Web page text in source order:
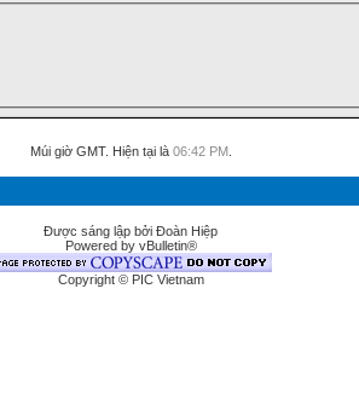
Múi giờ GMT. Hiện tại là 06:42 PM.
Được sáng lập bởi Đoàn Hiệp
Powered by vBulletin®
Copyright © PIC Vietnam